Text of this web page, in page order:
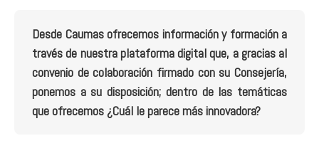
Desde Caumas ofrecemos información y formación a
través de nuestra plataforma digital que, a gracias al
convenio de colaboración firmado con su Consejería,
ponemos a su disposición; dentro de las temáticas
que ofrecemos ¿Cuál le parece más innovadora?